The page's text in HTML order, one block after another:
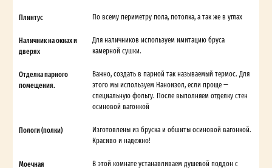
Плинтус По всему периметру пола, потолка, а так же в углах
Наличник на окнах и
дверях
Для наличников используем имитацию бруса
камерной сушки.
Отделка парного
помещения.
Важно, создать в парной так называемый термос. Для
этого мы используем Наноизол, если проще —
специальную фольгу. После выполняем отделку стен
осиновой вагонкой
Пологи (полки)
Изготовлены из бруска и обшиты осиновой вагонкой.
Красиво и надежно!
Моечная
В этой комнате устанавливаем душевой поддон с